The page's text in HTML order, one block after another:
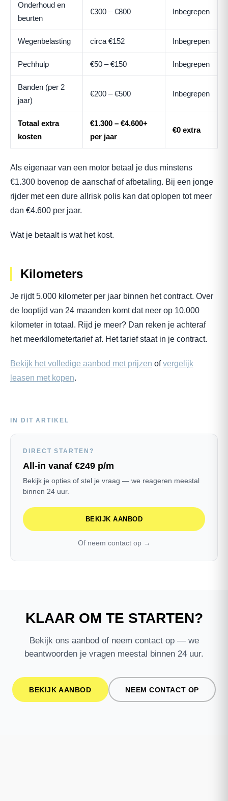
IN DIT ARTIKEL
DIRECT STARTEN?
All-in vanaf €249 p/m
Bekijk je opties of stel je vraag — we reageren meestal
binnen 24 uur.
BEKIJK AANBOD
Of neem contact op →
Onderhoud en
beurten
€300 – €800 Inbegrepen
Wegenbelasting circa €152 Inbegrepen
Pechhulp €50 – €150 Inbegrepen
Banden (per 2
jaar)
€200 – €500 Inbegrepen
Totaal extra
kosten
€1.300 – €4.600+
per jaar
€0 extra
Als eigenaar van een motor betaal je dus minstens
€1.300 bovenop de aanschaf of afbetaling. Bij een jonge
rijder met een dure allrisk polis kan dat oplopen tot meer
dan €4.600 per jaar.
Wat je betaalt is wat het kost.
Kilometers
Je rijdt 5.000 kilometer per jaar binnen het contract. Over
de looptijd van 24 maanden komt dat neer op 10.000
kilometer in totaal. Rijd je meer? Dan reken je achteraf
het meerkilometertarief af. Het tarief staat in je contract.
Bekijk het volledige aanbod met prijzen ofvergelijk
leasen met kopen.
KLAAR OM TE STARTEN?
Bekijk ons aanbod of neem contact op — we
beantwoorden je vragen meestal binnen 24 uur.
BEKIJK AANBOD NEEM CONTACT OP